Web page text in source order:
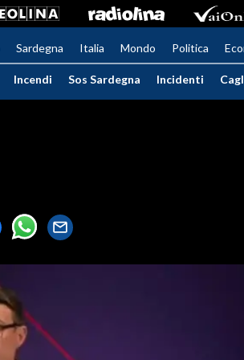
Sardegna Italia Mondo Politica
Incendi Sos Sardegna Incidenti